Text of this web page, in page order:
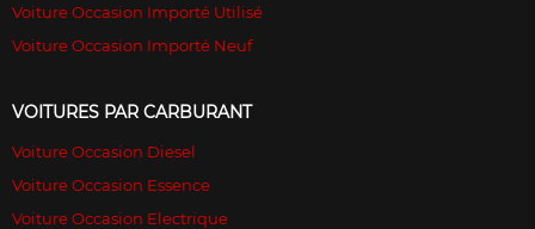
Voiture Occasion Importé Utilisé
Voiture Occasion Importé Neuf
VOITURES PAR CARBURANT
Voiture Occasion Diesel
Voiture Occasion Essence
Voiture Occasion Electrique